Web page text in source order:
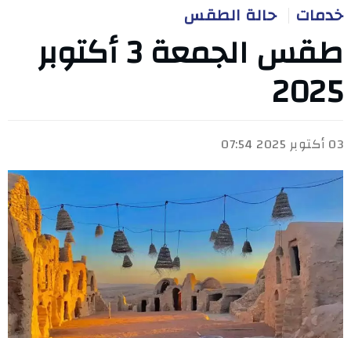
خدمات حالة الطقس
طقس الجمعة 3 أكتوبر
2025
03 أكتوبر 2025 07:54